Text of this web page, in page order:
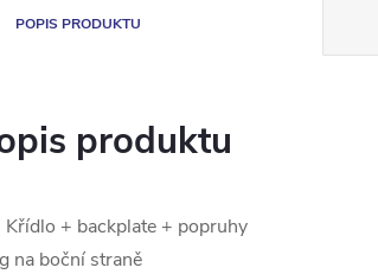
POPIS PRODUKTU
produktu
Křídlo + backplate + popruhy
na boční straně